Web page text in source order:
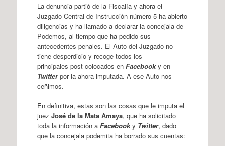
La denuncia partió de la Fiscalía y ahora el
Juzgado Central de Instrucción número 5 ha abierto
diligencias y ha llamado a declarar la concejala de
Podemos, al tiempo que ha pedido sus
antecedentes penales. El Auto del Juzgado no
tiene desperdicio y recoge todos los
principales post colocados en Facebook y en
Twitter por la ahora imputada. A ese Auto nos
ceñimos.
En definitiva, estas son las cosas que le imputa el
juez José de la Mata Amaya, que ha solicitado
toda la información a Facebook y Twitter, dado
que la concejala podemita ha borrado sus cuentas: